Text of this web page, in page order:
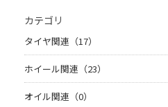
カテゴリ
タイヤ関連（17）
ホイール関連（23）
オイル関連（0）